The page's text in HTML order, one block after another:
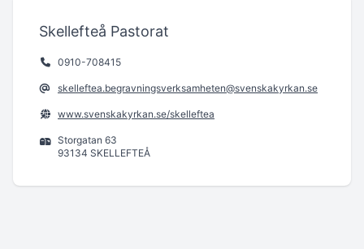
Skellefteå Pastorat
0910-708415
skelleftea.begravningsverksamheten@svenskakyrkan.se
www.svenskakyrkan.se/skelleftea
Storgatan 63
93134 SKELLEFTEÅ